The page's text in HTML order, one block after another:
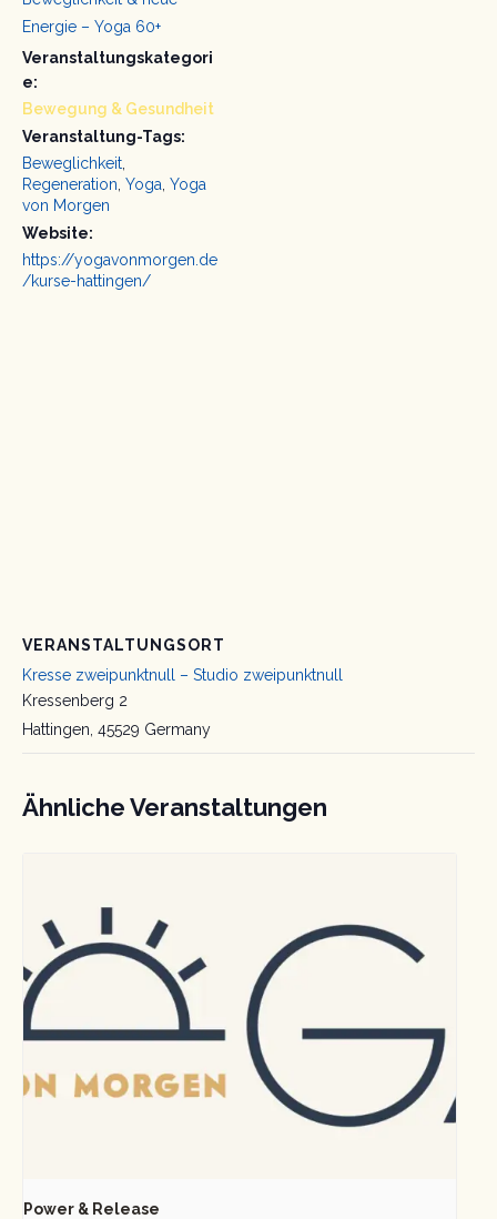
Energie – Yoga 60+
Veranstaltungskategori
e:
Bewegung & Gesundheit
Veranstaltung-Tags:
Beweglichkeit,
Regeneration, Yoga, Yoga
von Morgen
Website:
https://yogavonmorgen.de
/kurse-hattingen/
VERANSTALTUNGSORT
Kresse zweipunktnull – Studio zweipunktnull
Kressenberg 2
Hattingen, 45529 Germany
Ähnliche Veranstaltungen
Power & Release